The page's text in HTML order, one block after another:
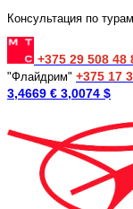
Консультация по турам
+375 29 508 48
"Флайдрим" +375 17
3,4669 € 3,0074 $